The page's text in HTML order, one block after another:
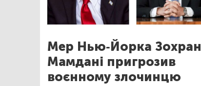
Мер Нью-Йорка Зохран
Мамдані пригрозив
воєнному злочинцю